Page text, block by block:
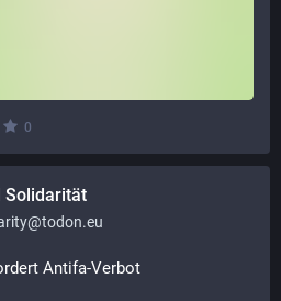
0
Solidarität
Antifa-Verbot